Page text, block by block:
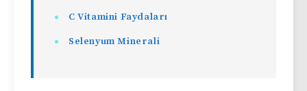
C Vitamini Faydaları
Selenyum Minerali